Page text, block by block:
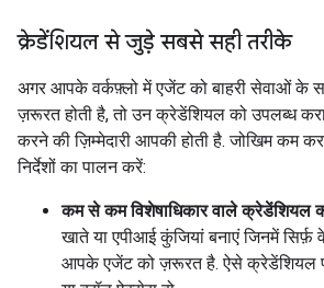
क्रेडेंशियल से जुड़े सबसे सही तरीके
अगर आपके वर्कफ़्लो में एजेंट को बाहरी सेवाओं के
ज़रूरत होती है, तो उन क्रेडेंशियल को उपलब्ध
करने की ज़िम्मेदारी आपकी होती है. जोखिम कम
निर्देशों का पालन करें:
कम से कम विशेषाधिकार वाले क्रेडेंशियल
खाते या एपीआई कुंजियां बनाएं जिनमें सिर्फ़
आपके एजेंट को ज़रूरत है. ऐसे क्रेडेंशियल